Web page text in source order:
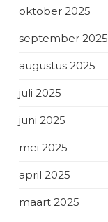
oktober 2025
september 2025
augustus 2025
juli 2025
juni 2025
mei 2025
april 2025
maart 2025